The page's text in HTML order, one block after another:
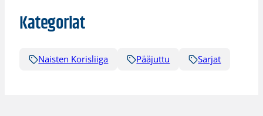
Kategoriat
Naisten Korisliiga Pääjuttu Sarjat